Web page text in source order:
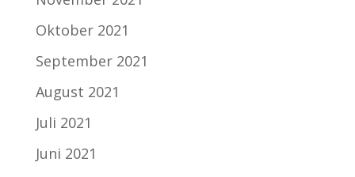
Oktober 2021
September 2021
August 2021
Juli 2021
Juni 2021